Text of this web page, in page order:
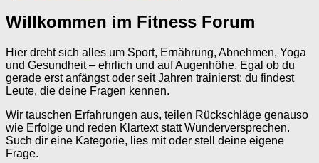
-
Du
hier:
Willkommen im Fitness Forum
Hier dreht sich alles um Sport, Ernährung, Abnehmen, Yoga
und Gesundheit – ehrlich und auf Augenhöhe. Egal ob du
gerade erst anfängst oder seit Jahren trainierst: du findest
Leute, die deine Fragen kennen.
Wir tauschen Erfahrungen aus, teilen Rückschläge genauso
wie Erfolge und reden Klartext statt Wunderversprechen.
Such dir eine Kategorie, lies mit oder stell deine eigene
Frage.